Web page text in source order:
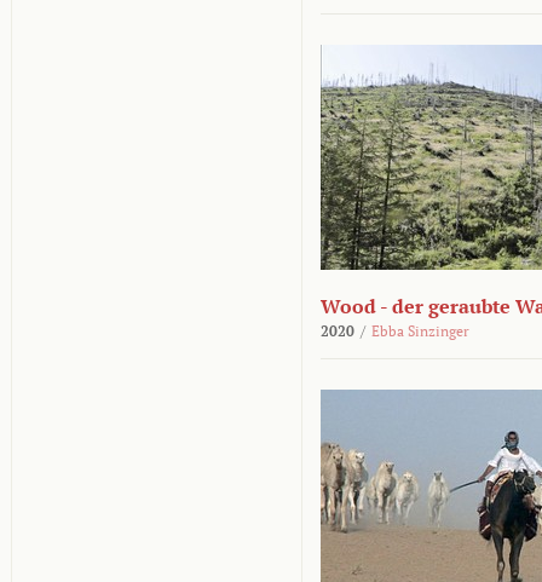
Wood - der geraubte
2020 / Ebba Sinzinger